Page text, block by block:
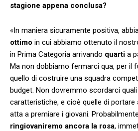
stagione appena conclusa?
«In maniera sicuramente positiva,
ottimo in cui abbiamo ottenuto il
in Prima Categoria arrivando quarti a
Ma non dobbiamo fermarci qua, per il
quello di costruire una squadra
budget. Non dovremmo scordarci
caratteristiche, e cioè quelle di portare
atta a premiare i giovani.
ringiovaniremo ancora la rosa,